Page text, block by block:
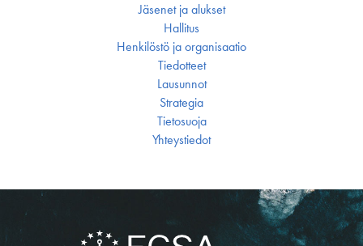
Jäsenet ja alukset
Hallitus
Henkilöstö ja organisaatio
Tiedotteet
Lausunnot
Strategia
Tietosuoja
Yhteystiedot